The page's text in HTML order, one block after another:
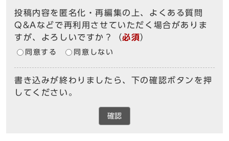
投稿内容を匿名化・再編集の上、よくある質問
Q&Aなどで再利用させていただく場合がありま
すが、よろしいですか？
（必須）
同意する 同意しない
書き込みが終わりましたら、下の確認ボタンを押
してください。
確認